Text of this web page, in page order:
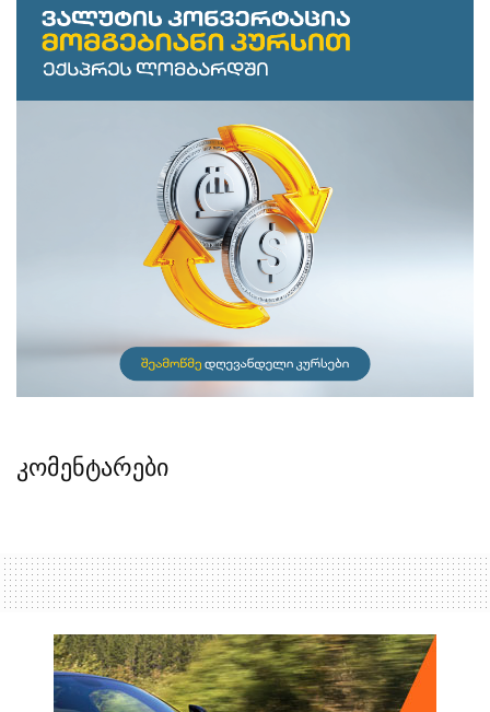
კომენტარები